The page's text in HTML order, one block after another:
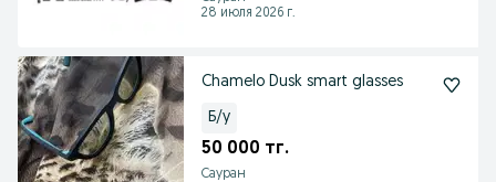
28 июля 2026 г.
Chamelo Dusk smart glasses
Б/у
50 000 тг.
Сауран